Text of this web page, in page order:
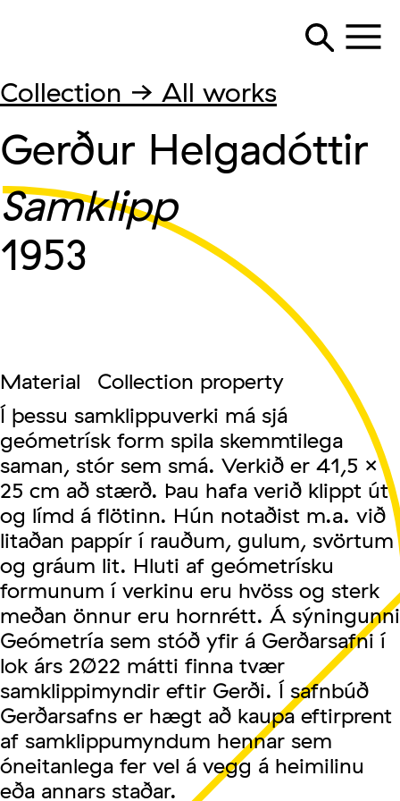
Collection → All works
Gerður Helgadóttir
Samklipp
1953
Material
Collection property
Í þessu samklippuverki má sjá
geómetrísk form spila skemmtilega
saman, stór sem smá. Verkið er 41,5 x
25 cm að stærð. Þau hafa verið klippt út
og límd á flötinn. Hún notaðist m.a. við
litaðan pappír í rauðum, gulum, svörtum
og gráum lit. Hluti af geómetrísku
formunum í verkinu eru hvöss og sterk
meðan önnur eru hornrétt. Á sýningunni
Geómetría sem stóð yfir á Gerðarsafni í
lok árs 2022 mátti finna tvær
samklippimyndir eftir Gerði. Í safnbúð
Gerðarsafns er hægt að kaupa eftirprent
af samklippumyndum hennar sem
óneitanlega fer vel á vegg á heimilinu
eða annars staðar.